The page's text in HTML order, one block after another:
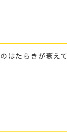
はたらきが衰え